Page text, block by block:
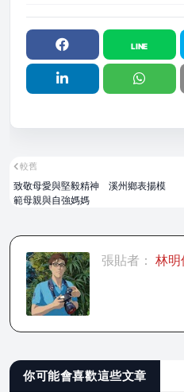
較舊
致敬母愛與堅毅精神 溪州鄉表揚模
範母親與自強媽媽
張貼者： 林明
你可能會喜歡這些文章